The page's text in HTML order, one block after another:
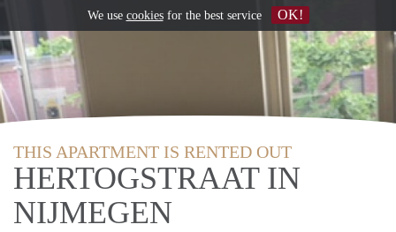
THIS APARTMENT IS RENTED OUT
HERTOGSTRAAT IN
NIJMEGEN
We use cookiesfor the best service OK!